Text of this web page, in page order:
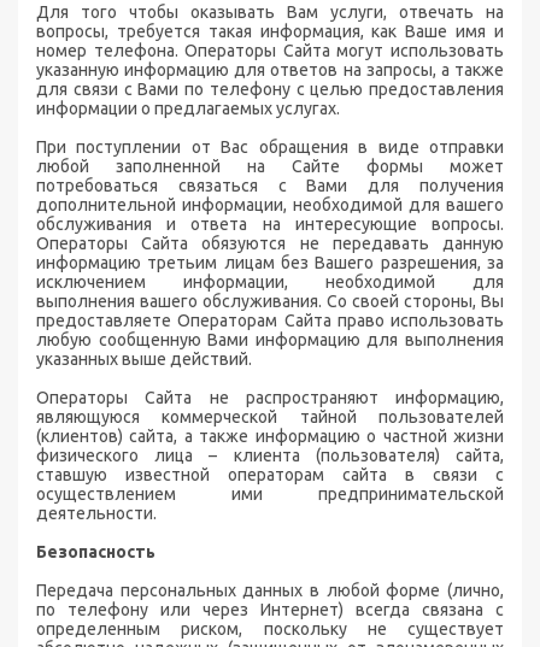
Для того чтобы оказывать Вам услуги, отвечать на
вопросы, требуется такая информация, как Ваше имя и
номер телефона. Операторы Сайта могут использовать
указанную информацию для ответов на запросы, а также
для связи с Вами по телефону с целью предоставления
информации о предлагаемых услугах.
При поступлении от Вас обращения в виде отправки
любой заполненной на Сайте формы может
потребоваться связаться с Вами для получения
дополнительной информации, необходимой для вашего
обслуживания и ответа на интересующие вопросы.
Операторы Сайта обязуются не передавать данную
информацию третьим лицам без Вашего разрешения, за
исключением информации, необходимой для
выполнения вашего обслуживания. Со своей стороны, Вы
предоставляете Операторам Сайта право использовать
любую сообщенную Вами информацию для выполнения
указанных выше действий.
Операторы Сайта не распространяют информацию,
являющуюся коммерческой тайной пользователей
(клиентов) сайта, а также информацию о частной жизни
физического лица – клиента (пользователя) сайта,
ставшую известной операторам сайта в связи с
осуществлением ими предпринимательской
деятельности.
Безопасность
Передача персональных данных в любой форме (лично,
по телефону или через Интернет) всегда связана с
определенным риском, поскольку не существует